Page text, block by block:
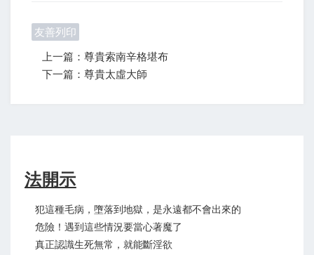
友善列印
上一篇：尊貴索南辛格堪布
下一篇：尊貴太虛大師
法開示
犯這種毛病，墮落到地獄，是永遠都不會出來的
危險！遇到這些情況要當心著魔了
真正認識生死無常，就能斷淫欲